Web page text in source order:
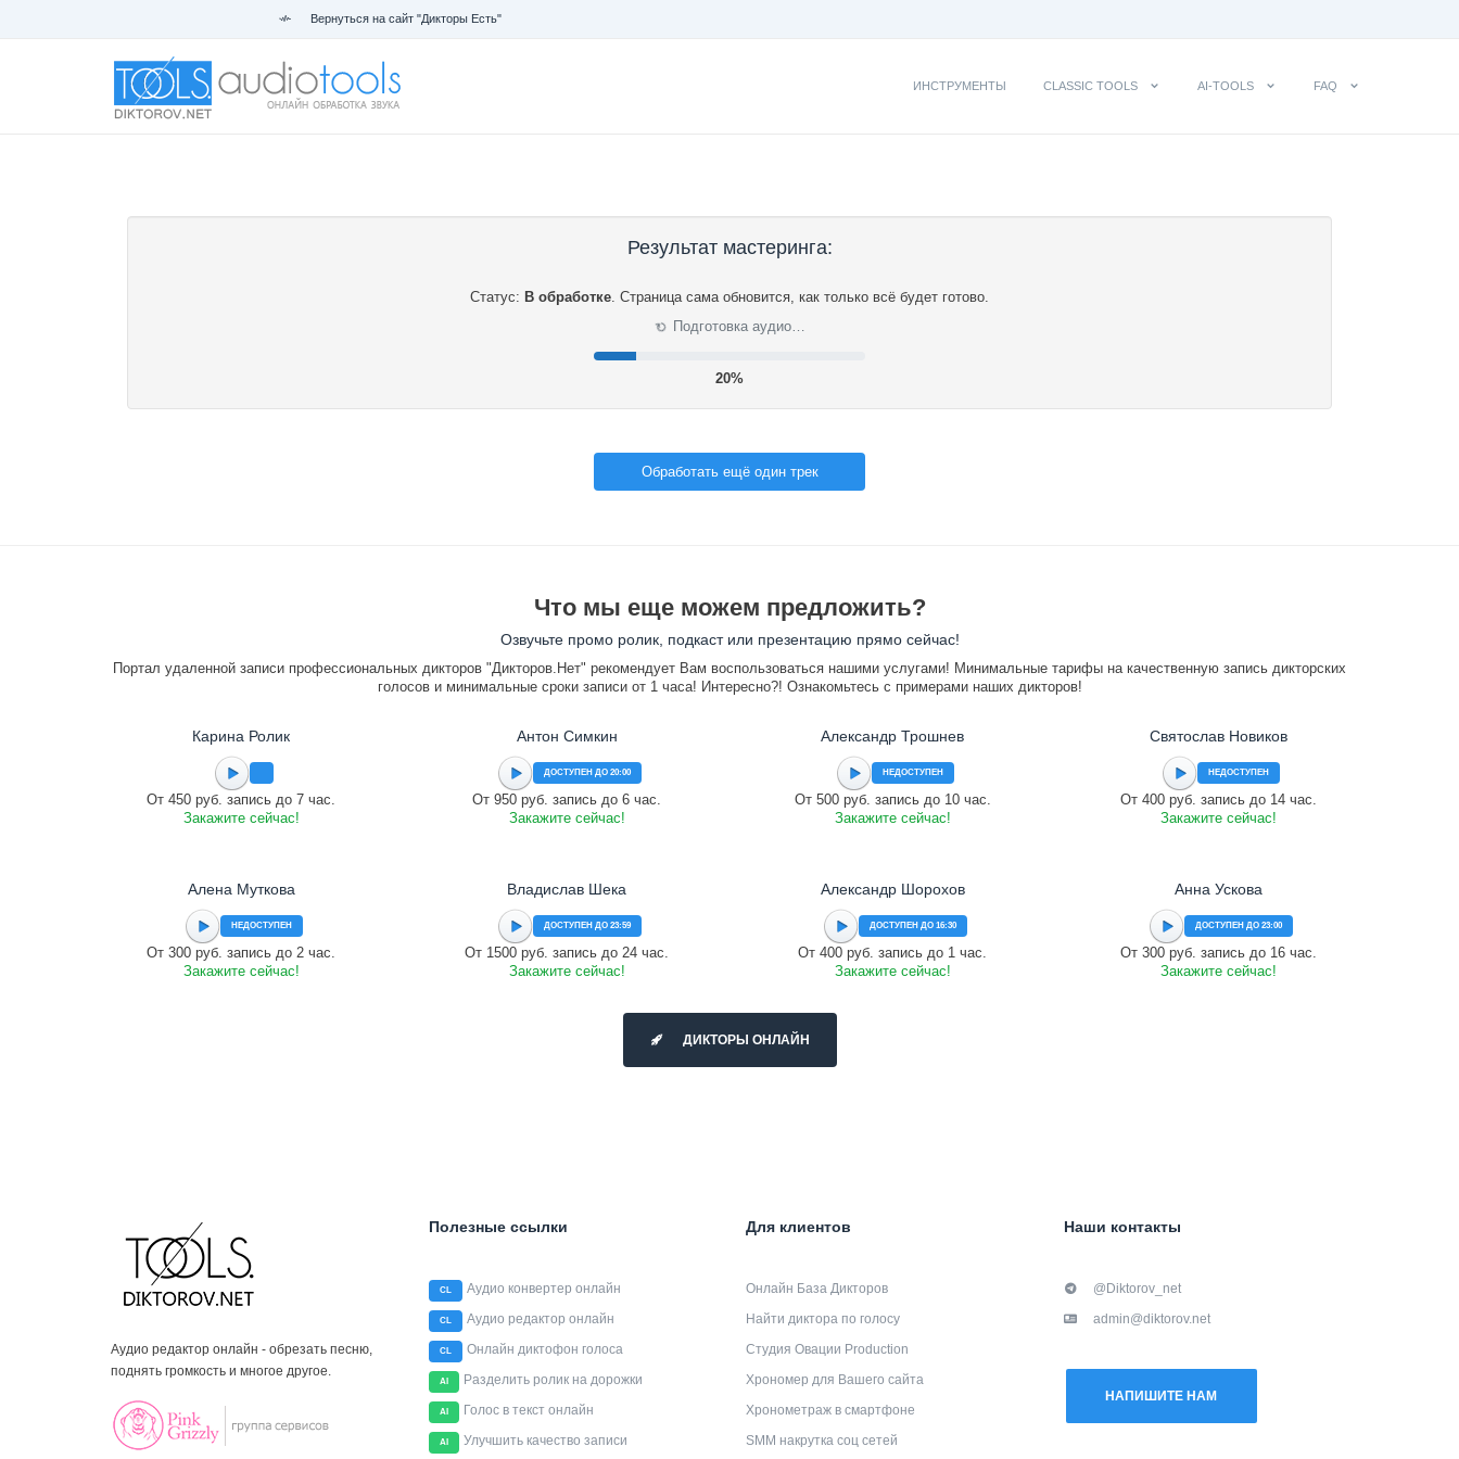
Вернуться на сайт "Дикторы Есть"
ИНСТРУМЕНТЫ CLASSIC TOOLS AI-TOOLS FAQ
Результат мастеринга:
Статус: В обработке. Страница сама обновится, как только всё будет готово.
⟳ Подготовка аудио…
20%
Обработать ещё один трек
Что мы еще можем предложить?
Озвучьте промо ролик, подкаст или презентацию прямо сейчас!
Портал удаленной записи профессиональных дикторов "Дикторов.Нет" рекомендует Вам воспользоваться нашими услугами! Минимальные тарифы на качественную запись дикторских
голосов и минимальные сроки записи от 1 часа! Интересно?! Ознакомьтесь с примерами наших дикторов!
Карина Ролик
От 450 руб. запись до 7 час.
Закажите сейчас!
Антон Симкин
ДОСТУПЕН ДО 20:00
От 950 руб. запись до 6 час.
Закажите сейчас!
Александр Трошнев
НЕДОСТУПЕН
От 500 руб. запись до 10 час.
Закажите сейчас!
Святослав Новиков
НЕДОСТУПЕН
От 400 руб. запись до 14 час.
Закажите сейчас!
Алена Муткова
НЕДОСТУПЕН
От 300 руб. запись до 2 час.
Закажите сейчас!
Владислав Шека
ДОСТУПЕН ДО 23:59
От 1500 руб. запись до 24 час.
Закажите сейчас!
Александр Шорохов
ДОСТУПЕН ДО 16:30
От 400 руб. запись до 1 час.
Закажите сейчас!
Анна Ускова
ДОСТУПЕН ДО 23:00
От 300 руб. запись до 16 час.
Закажите сейчас!
ДИКТОРЫ ОНЛАЙН
Аудио редактор онлайн - обрезать песню,
поднять громкость и многое другое.
Полезные ссылки
CL Аудио конвертер онлайн
CL Аудио редактор онлайн
CL Онлайн диктофон голоса
AI Разделить ролик на дорожки
AI Голос в текст онлайн
AI Улучшить качество записи
Для клиентов
Онлайн База Дикторов
Найти диктора по голосу
Студия Овации Production
Хрономер для Вашего сайта
Хронометраж в смартфоне
SMM накрутка соц сетей
Наши контакты
@Diktorov_net
admin@diktorov.net
НАПИШИТЕ НАМ